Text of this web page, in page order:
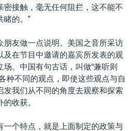
密接触，毫无任何阻拦，这不能不
睹的。”
朋友做一点说明。美国之音所采访
及在节目中邀请的嘉宾所发表的观
。中国有句古话，叫做“兼听则
种不同的观点，即使这些观点与自
发我们从不同的角度去观察和探索
收获。
一个特点，就是上面制定的政策与